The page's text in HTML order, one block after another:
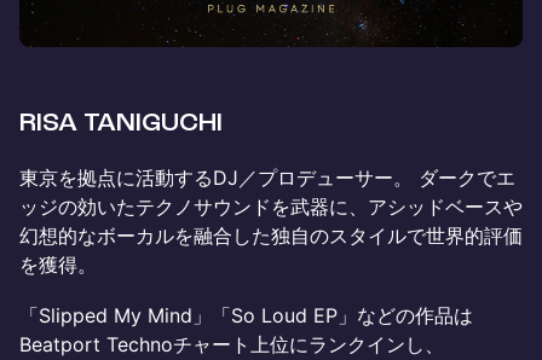
RISA TANIGUCHI
東京を拠点に活動するDJ／プロデューサー。 ダークでエ
ッジの効いたテクノサウンドを武器に、アシッドベースや
幻想的なボーカルを融合した独自のスタイルで世界的評価
を獲得。
「Slipped My Mind」「So Loud EP」などの作品は
Beatport Technoチャート上位にランクインし、